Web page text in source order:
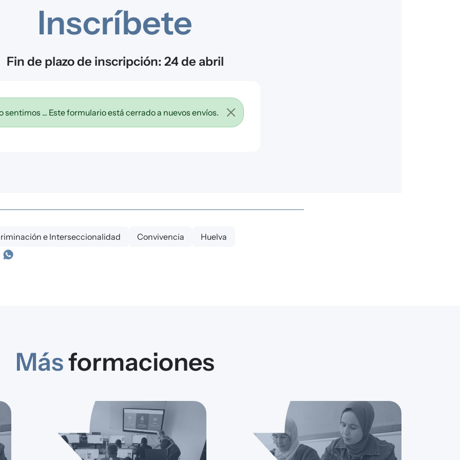
Inscríbete
Fin de plazo de inscripción: 24 de abril
sentimos ... Este formulario está cerrado a nuevos envíos.
e Interseccionalidad Convivencia Huelva
Másformaciones